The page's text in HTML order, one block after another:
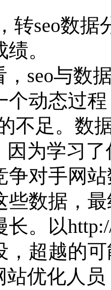
转seo数
。
seo与数
个动态过
不足。数
因为学习
争对手网
些数据，
长。以
，超越的
站优化人